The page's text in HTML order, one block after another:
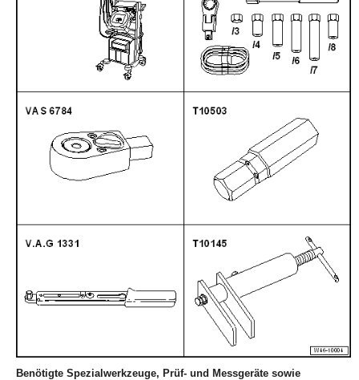
Benötigte Spezialwerkzeuge, Prüf- und Messgeräte sowie